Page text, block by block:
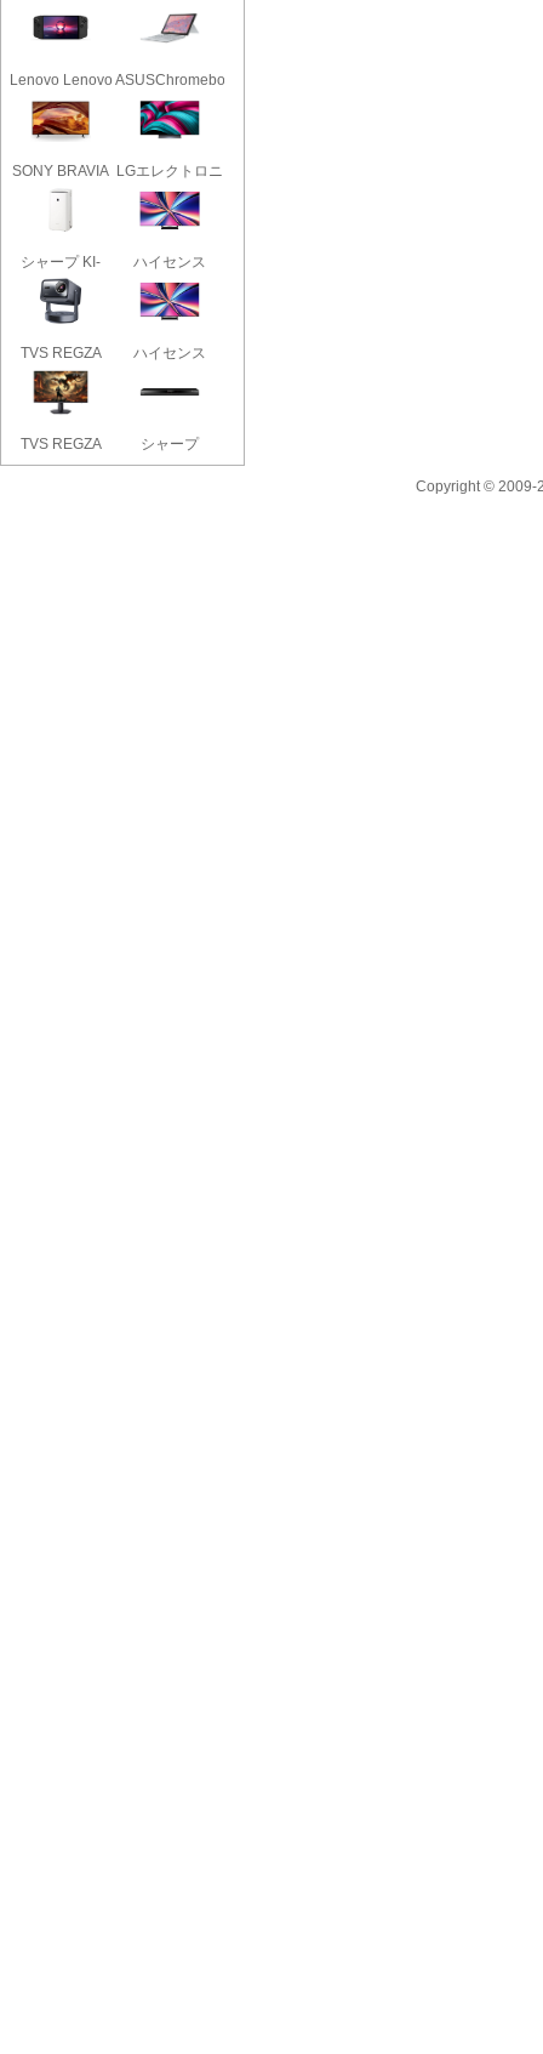
Lenovo Lenovo
Legion ..
ASUSChromebook
CM30 D..
SONY BRAVIA
KJ-65X75W..
LGエレクトロニ
クス OL..
シャープ KI-
RD50-W [ホ..
ハイセンス
55U8R [55イ..
TVS REGZA
RLC-V7R MAX..
ハイセンス
TVS REGZA
シャープ
Copyright © 2009-